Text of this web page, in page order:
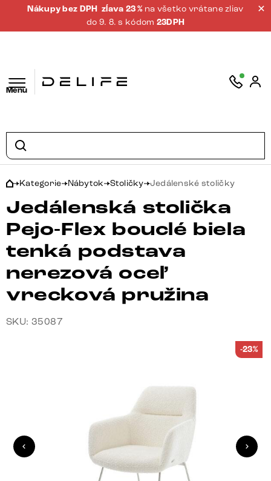
Nákupy bez DPH zĺava 23 % na všetko vrátane zliav
do 9. 8. s kódom 23DPH
Menu
Kategorie Nábytok Stoličky Jedálenské stoličky
Jedálenská stolička
Pejo-Flex bouclé biela
tenká podstava
nerezová oceľ
vrecková pružina
SKU: 35087
-23%